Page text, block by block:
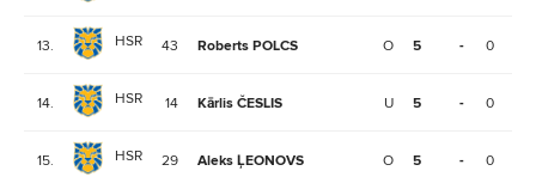
13. HSR 43 Roberts POLCS O 5 - 0
14. HSR 14 Kārlis ČESLIS U 5 - 0
15. HSR 29 Aleks ĻEONOVS O 5 - 0